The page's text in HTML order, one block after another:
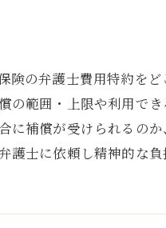
険の弁護士費用特約を
の範囲・上限や利用で
に補償が受けられるの
士に依頼し精神的な